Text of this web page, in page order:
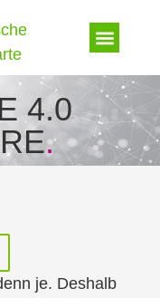
4.0
.
je. Deshalb